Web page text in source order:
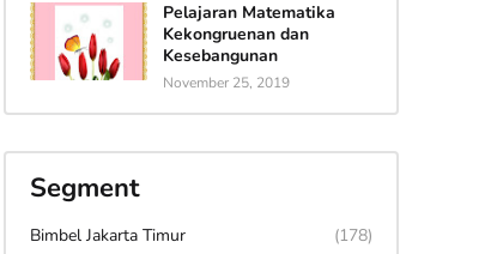
Pelajaran Matematika
Kekongruenan dan
Kesebangunan
November 25, 2019
Segment
Bimbel Jakarta Timur
(178)